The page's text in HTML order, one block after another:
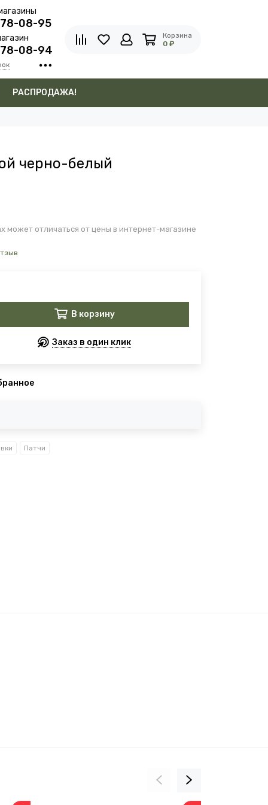
08-95
08-94
Корзина
0 ₽
РАСПРОДАЖА!
черно-белый
может отличаться от цены в интернет-магазине
В корзину
Заказ в один клик
Патчи